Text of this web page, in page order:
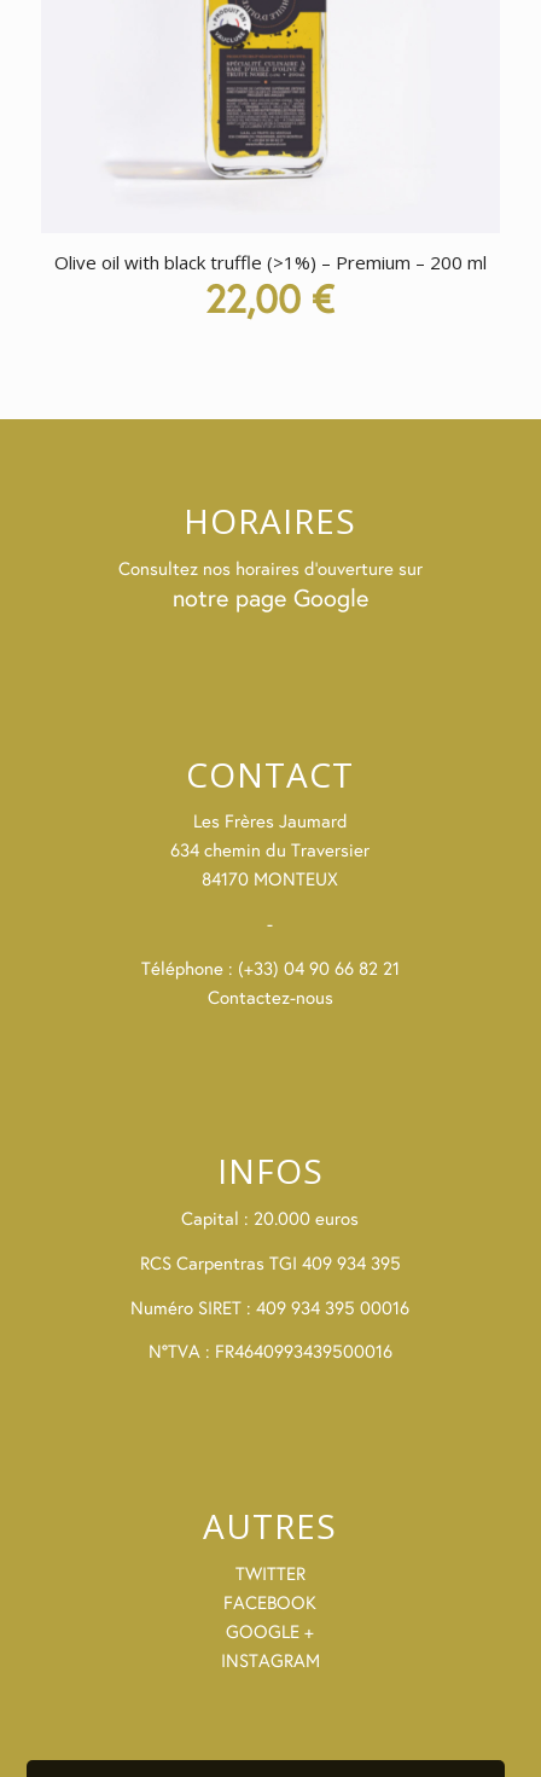
Olive oil with black truffle (>1%) – Premium – 200 ml
22,00 €
HORAIRES
Consultez nos horaires d’ouverture sur
notre page Google
CONTACT
Les Frères Jaumard
634 chemin du Traversier
84170 MONTEUX
-
Téléphone : (+33) 04 90 66 82 21
Contactez-nous
INFOS
Capital : 20.000 euros
RCS Carpentras TGI 409 934 395
Numéro SIRET : 409 934 395 00016
N°TVA : FR4640993439500016
AUTRES
TWITTER
FACEBOOK
GOOGLE +
INSTAGRAM